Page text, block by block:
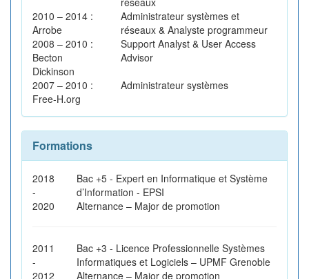
2010 – 2014 :
Arrobe
Administrateur systèmes et
réseaux & Analyste programmeur
2008 – 2010 :
Becton
Dickinson
Support Analyst & User Access
Advisor
2007 – 2010 :
Free-H.org
Administrateur systèmes
Formations
2018
-
2020
Bac +5 - Expert en Informatique et Système
d’Information - EPSI
Alternance – Major de promotion
2011
-
2012
Bac +3 - Licence Professionnelle Systèmes
Informatiques et Logiciels – UPMF Grenoble
Alternance – Major de promotion